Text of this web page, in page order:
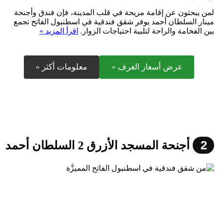
لمن يبحثون عن إقامة مريحة في قلب المدينة، فإن فندق وأجنحة
مينار السلطان أحمد يوفر شقق فندقية في اسطنبول الفاتح تجمع
بين الفخامة والراحة لتلبية احتياجات الزوار. اقرأ المزيد »
عرض أسعار الغرف » معلومات أكثر »
2 أجنحة المسجد الأزرق 2 السلطان أحمد